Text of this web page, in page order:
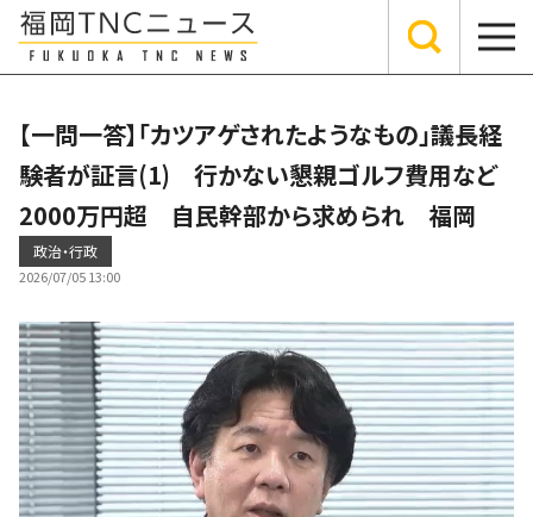
【一問一答】「カツアゲされたようなもの」議長経
験者が証言(1) 行かない懇親ゴルフ費用など
2000万円超 自民幹部から求められ 福岡
政治・行政
2026/07/05 13:00